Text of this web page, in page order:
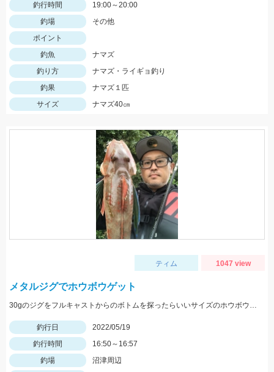
釣行時間
19:00～20:00
釣場
その他
ポイント
釣魚
ナマズ
釣り方
ナマズ・ライギョ釣り
釣果
ナマズ１匹
サイズ
ナマズ40㎝
ティム 1047 view
メタルジグでホウボウゲット
30gのジグをフルキャストからのボトムを探ったらいいサイズのホウボウが釣れました。
釣行日
2022/05/19
釣行時間
16:50～16:57
釣場
沼津周辺